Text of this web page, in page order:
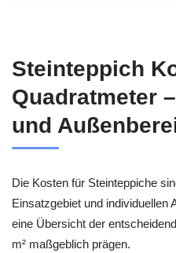
Steinteppich
Quadratmeter
und
Die Kosten für Steinteppiche
Einsatzgebiet und individuellen
eine Übersicht der
m² maßgeblich prägen.